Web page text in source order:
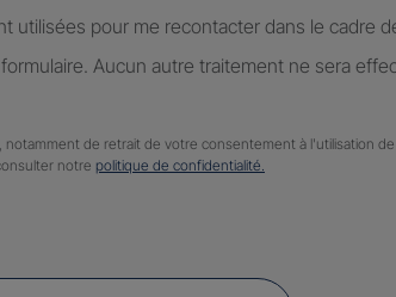
utilisées pour me recontacter dans le cadre
Aucun autre traitement ne sera
notamment de retrait de votre consentement à l'utilisation
notre politique de confidentialité.